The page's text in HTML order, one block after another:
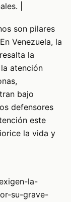
|
son pilares
Venezuela, la
la
atención
bajo
defensores
este
la vida y
la-
su-grave-